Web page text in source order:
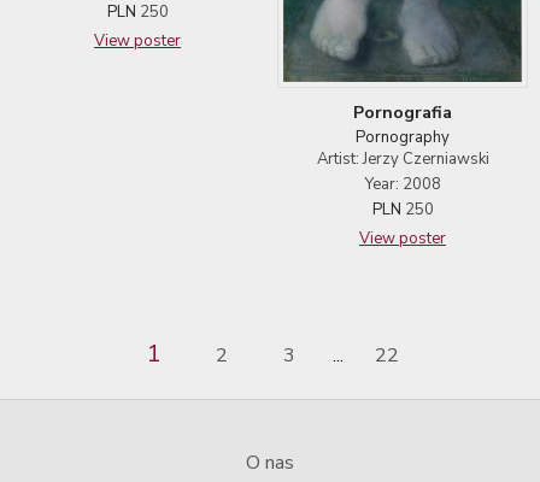
PLN 250
View poster
Pornografia
Pornography
Artist: Jerzy Czerniawski
Year: 2008
PLN 250
View poster
1 2 3 ... 22
O nas